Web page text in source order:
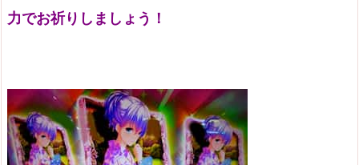
力でお祈りしましょう！